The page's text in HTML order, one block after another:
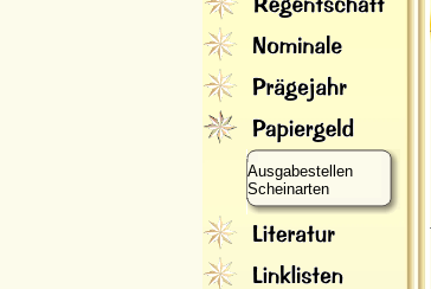
Ausgabestellen
Scheinarten